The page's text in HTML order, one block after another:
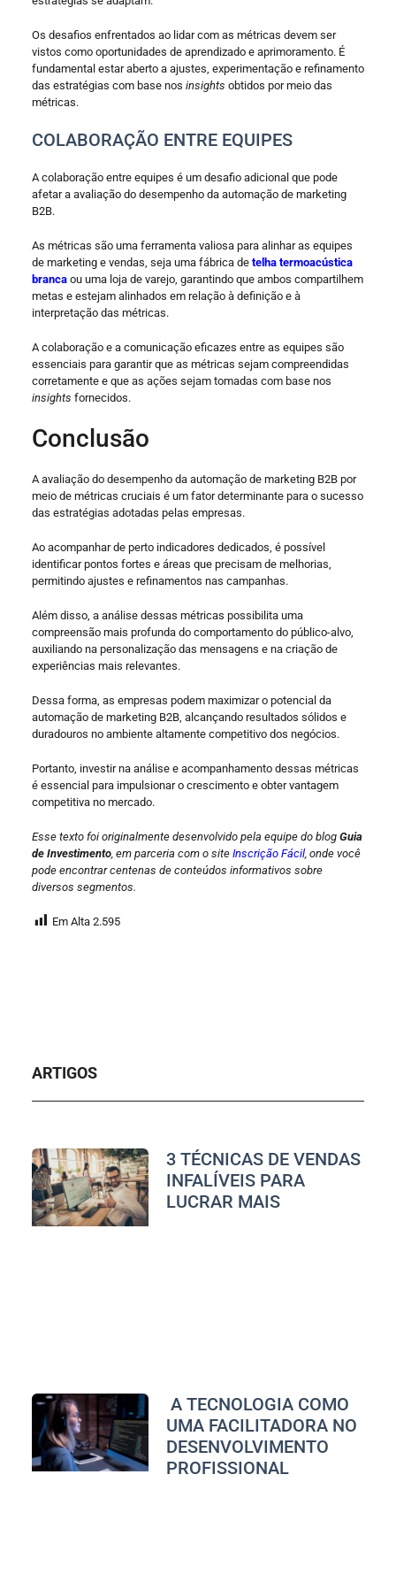
Os desafios enfrentados ao lidar com as métricas devem ser
vistos como oportunidades de aprendizado e aprimoramento. É
fundamental estar aberto a ajustes, experimentação e refinamento
das estratégias com base nos insights obtidos por meio das
métricas.
COLABORAÇÃO ENTRE EQUIPES
A colaboração entre equipes é um desafio adicional que pode
afetar a avaliação do desempenho da automação de marketing
B2B.
As métricas são uma ferramenta valiosa para alinhar as equipes
de marketing e vendas, seja uma fábrica de telha termoacústica
brancaou uma loja de varejo, garantindo que ambos compartilhem
metas e estejam alinhados em relação à definição e à
interpretação das métricas.
A colaboração e a comunicação eficazes entre as equipes são
essenciais para garantir que as métricas sejam compreendidas
corretamente e que as ações sejam tomadas com base nos
insights fornecidos.
Conclusão
A avaliação do desempenho da automação de marketing B2B por
meio de métricas cruciais é um fator determinante para o sucesso
das estratégias adotadas pelas empresas.
Ao acompanhar de perto indicadores dedicados, é possível
identificar pontos fortes e áreas que precisam de melhorias,
permitindo ajustes e refinamentos nas campanhas.
Além disso, a análise dessas métricas possibilita uma
compreensão mais profunda do comportamento do público-alvo,
auxiliando na personalização das mensagens e na criação de
experiências mais relevantes.
Dessa forma, as empresas podem maximizar o potencial da
automação de marketing B2B, alcançando resultados sólidos e
duradouros no ambiente altamente competitivo dos negócios.
Portanto, investir na análise e acompanhamento dessas métricas
é essencial para impulsionar o crescimento e obter vantagem
competitiva no mercado.
Esse texto foi originalmente desenvolvido pela equipe do blog Guia
de Investimento, em parceria com o site Inscrição Fácil, onde você
pode encontrar centenas de conteúdos informativos sobre
diversos segmentos.
Em Alta 2.595
ARTIGOS
3 TÉCNICAS DE VENDAS
INFALÍVEIS PARA
LUCRAR MAIS
A TECNOLOGIA COMO
UMA FACILITADORA NO
DESENVOLVIMENTO
PROFISSIONAL